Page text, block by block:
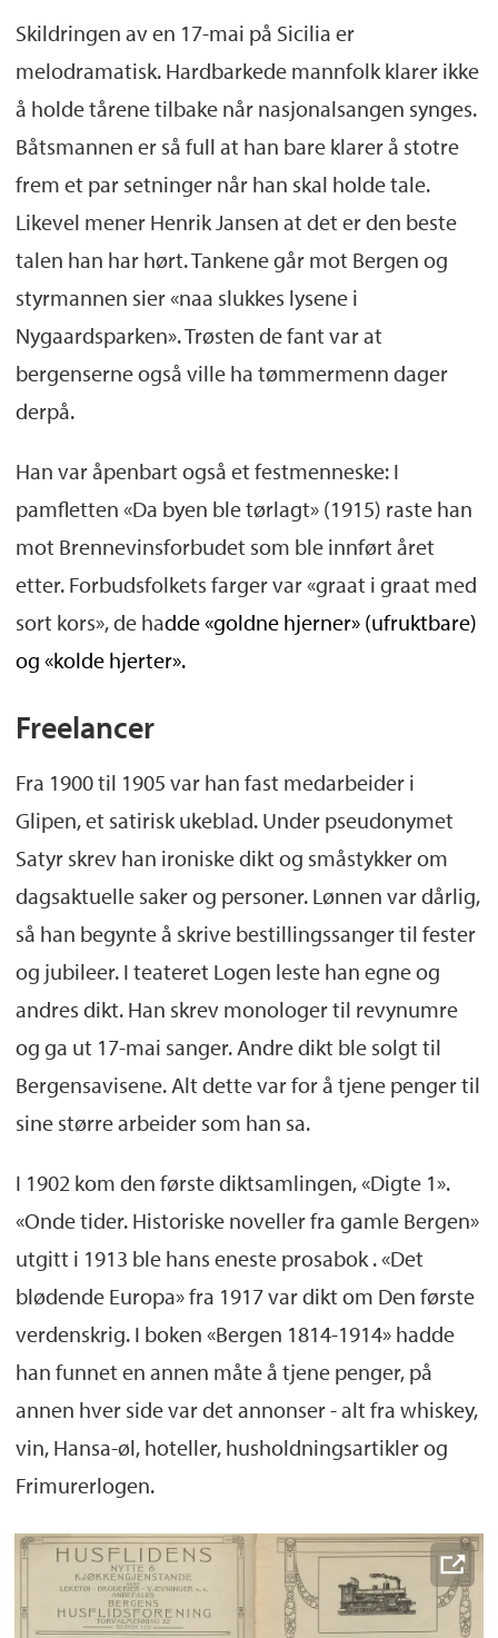
Skildringen av en 17-mai på Sicilia er
melodramatisk. Hardbarkede mannfolk klarer ikke
å holde tårene tilbake når nasjonalsangen synges.
Båtsmannen er så full at han bare klarer å stotre
frem et par setninger når han skal holde tale.
Likevel mener Henrik Jansen at det er den beste
talen han har hørt. Tankene går mot Bergen og
styrmannen sier «naa slukkes lysene i
Nygaardsparken». Trøsten de fant var at
bergenserne også ville ha tømmermenn dager
derpå.
Han var åpenbart også et festmenneske: I
pamfletten «Da byen ble tørlagt» (1915) raste han
mot Brennevinsforbudet som ble innført året
etter. Forbudsfolkets farger var «graat i graat med
sort kors», de hadde«goldne hjerner» (ufruktbare)
og «kolde hjerter».
Freelancer
Fra 1900 til 1905 var han fast medarbeider i
Glipen, et satirisk ukeblad. Under pseudonymet
Satyr skrev han ironiske dikt og småstykker om
dagsaktuelle saker og personer. Lønnen var dårlig,
så han begynte å skrive bestillingssanger til fester
og jubileer. I teateret Logen leste han egne og
andres dikt. Han skrev monologer til revynumre
og ga ut 17-mai sanger. Andre dikt ble solgt til
Bergensavisene. Alt dette var for å tjene penger til
sine større arbeider som han sa.
I 1902 kom den første diktsamlingen, «Digte 1».
«Onde tider. Historiske noveller fra gamle Bergen»
utgitt i 1913 ble hans eneste prosabok . «Det
blødende Europa» fra 1917 var dikt om Den første
verdenskrig. I boken «Bergen 1814-1914» hadde
han funnet en annen måte å tjene penger, på
annen hver side var det annonser - alt fra whiskey,
vin, Hansa-øl, hoteller, husholdningsartikler og
Frimurerlogen.